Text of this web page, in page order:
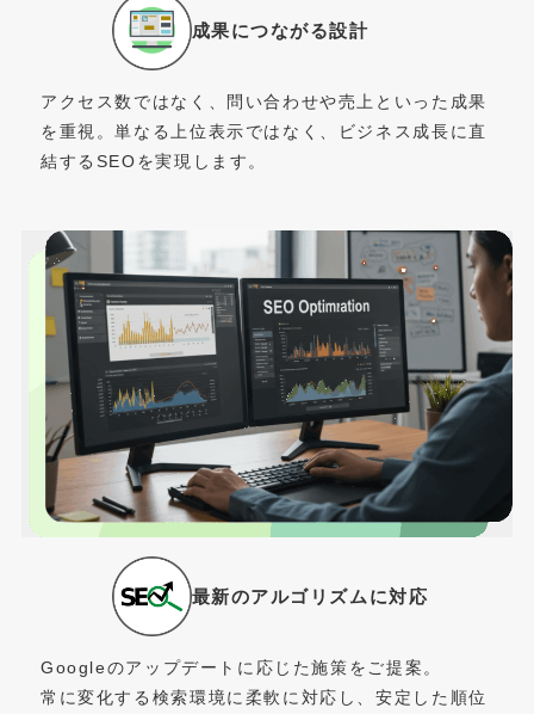
成果につながる設計
アクセス数ではなく、問い合わせや売上といった成果
を重視。単なる上位表示ではなく、ビジネス成長に直
結するSEOを実現します。
最新のアルゴリズムに対応
Googleのアップデートに応じた施策をご提案。
常に変化する検索環境に柔軟に対応し、安定した順位